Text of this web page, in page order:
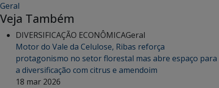
Geral
Veja Também
DIVERSIFICAÇÃO ECONÔMICAGeral
Motor do Vale da Celulose, Ribas reforça
protagonismo no setor florestal mas abre espaço para
a diversificação com citrus e amendoim
18 mar 2026